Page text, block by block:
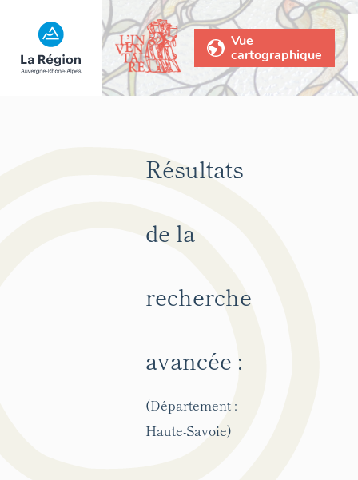
Vue
cartographique
Résultats
de la
recherche
avancée :
(Département :
Haute-Savoie)